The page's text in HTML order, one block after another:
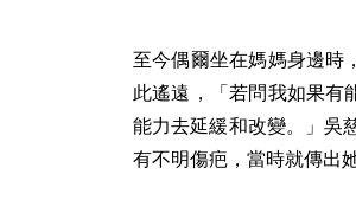
至今偶爾坐在媽媽身邊時
此遙遠，「若問我如果有
能力去延緩和改變。」吳
有不明傷疤，當時就傳出